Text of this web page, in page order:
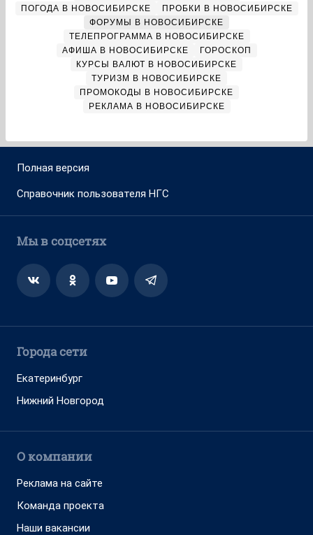
ПОГОДА В НОВОСИБИРСКЕ
ПРОБКИ В НОВОСИБИРСКЕ
ФОРУМЫ В НОВОСИБИРСКЕ
ТЕЛЕПРОГРАММА В НОВОСИБИРСКЕ
АФИША В НОВОСИБИРСКЕ
ГОРОСКОП
КУРСЫ ВАЛЮТ В НОВОСИБИРСКЕ
ТУРИЗМ В НОВОСИБИРСКЕ
ПРОМОКОДЫ В НОВОСИБИРСКЕ
РЕКЛАМА В НОВОСИБИРСКЕ
Полная версия
Справочник пользователя НГС
Мы в соцсетях
Города сети
Екатеринбург
Нижний Новгород
О компании
Реклама на сайте
Команда проекта
Наши вакансии